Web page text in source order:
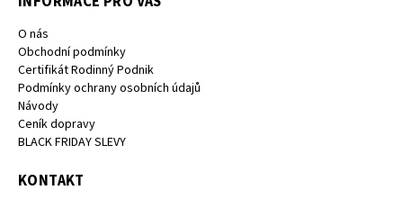
O nás
Obchodní podmínky
Certifikát Rodinný Podnik
Podmínky ochrany osobních údajů
Návody
Ceník dopravy
BLACK FRIDAY SLEVY
KONTAKT